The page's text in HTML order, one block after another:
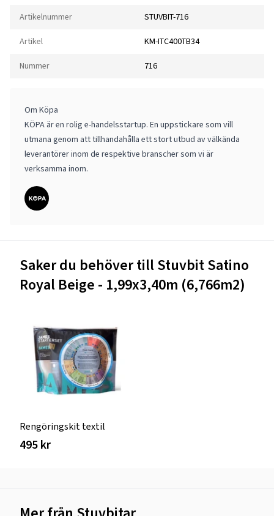
Artikelnummer STUVBIT-716
Artikel KM-ITC400TB34
Nummer 716
Om Köpa
KÖPA är en rolig e-handelsstartup. En uppstickare som vill
utmana genom att tillhandahålla ett stort utbud av välkända
leverantörer inom de respektive branscher som vi är
verksamma inom.
Saker du behöver till Stuvbit Satino
Royal Beige - 1,99x3,40m (6,766m2)
Rengöringskit textil
495 kr